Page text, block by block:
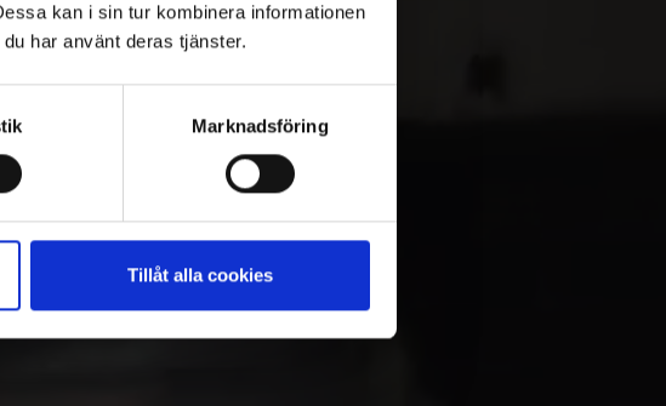
kan i sin tur kombinera informationen
har använt deras tjänster.
Marknadsföring
Tillåt alla cookies